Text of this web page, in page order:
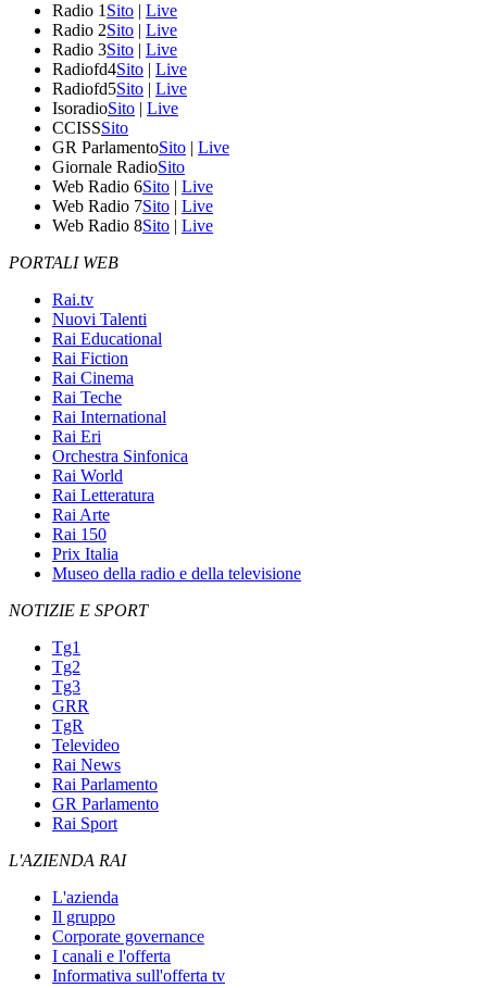
Radio 1 Sito | Live
Radio 2Sito | Live
Radio 3Sito | Live
Radiofd4Sito | Live
Radiofd5Sito | Live
IsoradioSito | Live
CCISSSito
GR ParlamentoSito | Live
Giornale RadioSito
Web Radio 6Sito | Live
Web Radio 7Sito | Live
Web Radio 8Sito | Live
PORTALI WEB
Rai.tv
Nuovi Talenti
Rai Educational
Rai Fiction
Rai Cinema
Rai Teche
Rai International
Rai Eri
Orchestra Sinfonica
Rai World
Rai Letteratura
Rai Arte
Rai 150
Prix Italia
Museo della radio e della televisione
NOTIZIE E SPORT
Tg1
Tg2
Tg3
GRR
TgR
Televideo
Rai News
Rai Parlamento
GR Parlamento
Rai Sport
L'AZIENDA RAI
L'azienda
Il gruppo
Corporate governance
I canali e l'offerta
Informativa sull'offerta tv